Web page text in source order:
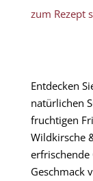
zum Rezept
Entdecken
natürlichen
fruchtigen
Wildkirsche
erfrischende
Geschmack